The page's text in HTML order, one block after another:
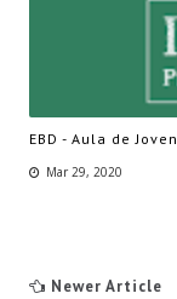
EBD - Aula de
Mar 29, 2020
Newer Article